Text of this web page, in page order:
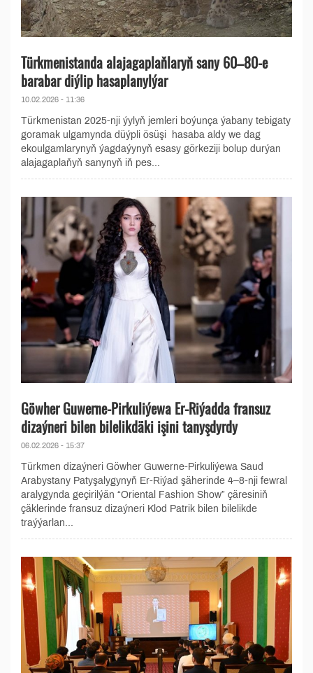
Türkmenistanda alajagaplaňlaryň sany 60–80-e
barabar diýlip hasaplanylýar
10.02.2026 - 11:36
Türkmenistan 2025-nji ýylyň jemleri boýunça ýabany tebigaty
goramak ulgamynda düýpli ösüşi hasaba aldy we dag
ekoulgamlarynyň ýagdaýynyň esasy görkeziji bolup durýan
alajagaplaňyň sanynyň iň pes...
Göwher Guwerne-Pirkuliýewa Er-Riýadda fransuz
dizaýneri bilen bilelikdäki işini tanyşdyrdy
06.02.2026 - 15:37
Türkmen dizaýneri Göwher Guwerne-Pirkuliýewa Saud
Arabystany Patyşalygynyň Er-Riýad şäherinde 4–8-nji fewral
aralygynda geçirilýän “Oriental Fashion Show” çäresiniň
çäklerinde fransuz dizaýneri Klod Patrik bilen bilelikde
traýýarlan...